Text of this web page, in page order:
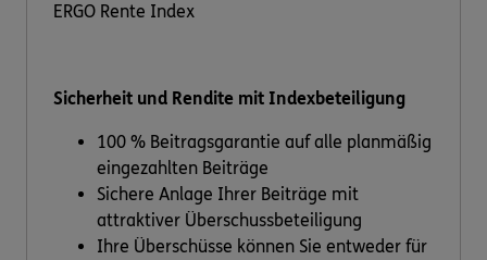
ERGO Rente Index
Sicherheit und Rendite mit Indexbeteiligung
100 % Beitragsgarantie auf alle planmäßig
eingezahlten Beiträge
Sichere Anlage Ihrer Beiträge mit
attraktiver Überschussbeteiligung
Ihre Überschüsse können Sie entweder für